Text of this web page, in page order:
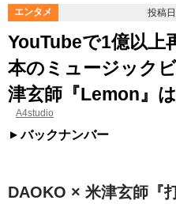
エンタメ 投稿
YouTubeで1億以上
本のミュージック
津玄師『Lemon』
A4studio
バックナンバー
DAOKO × 米津玄師『